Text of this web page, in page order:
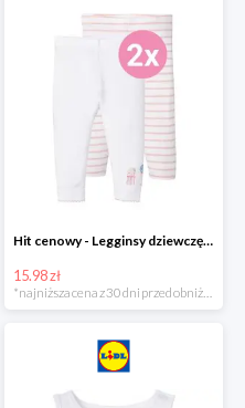
Hit cenowy - Legginsy dziewczęce, 2 pary
15.98 zł